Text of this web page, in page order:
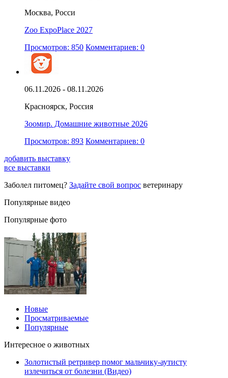
Москва, Росси
Zoo ExpoPlace 2027
Просмотров: 850 Комментариев: 0
06.11.2026 - 08.11.2026
Красноярск, Россия
Зоомир. Домашние животные 2026
Просмотров: 893 Комментариев: 0
добавить выставку
все выставки
Заболел питомец? Задайте свой вопрос ветеринару
Популярные видео
Популярные фото
Новые
Просматриваемые
Популярные
Интересное о животных
Золотистый ретривер помог мальчику-аутисту
излечиться от болезни (Видео)